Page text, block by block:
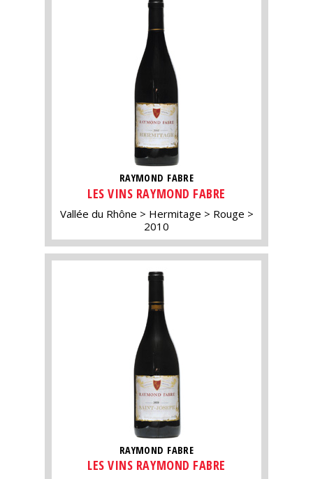
RAYMOND FABRE
LES VINS RAYMOND FABRE
Vallée du Rhône Hermitage
Rouge
2010
RAYMOND FABRE
LES VINS RAYMOND FABRE